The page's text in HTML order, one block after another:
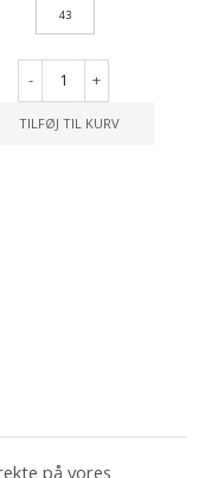
43
- +
TILFØJ TIL KURV
på vores